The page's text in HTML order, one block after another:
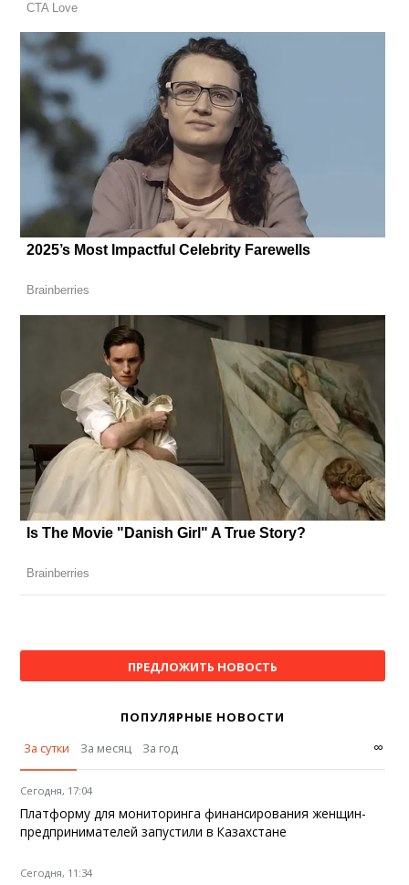
ПРЕДЛОЖИТЬ НОВОСТЬ
ПОПУЛЯРНЫЕ НОВОСТИ
За сутки
За месяц За год ∞
Сегодня, 17:04
Платформу для мониторинга финансирования женщин-
предпринимателей запустили в Казахстане
Сегодня, 11:34